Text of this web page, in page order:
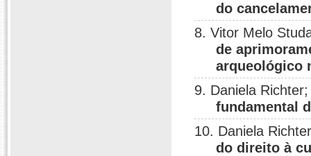
do
8. Vitor Melo
de
arqueológico
9. Daniela
fundamental
10. Daniela
do direito à